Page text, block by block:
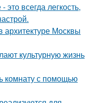
всегда легкость,
архитектуре Москвы
культурную жизнь
комнату с помощью